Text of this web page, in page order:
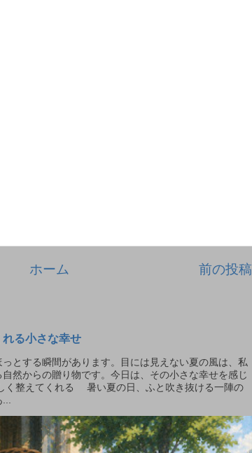
前の投稿
ホーム
る小さな幸せ
とする瞬間があります。目には見えない夏の風は、私
然からの贈り物です。今日は、その小さな幸せを感じ
く整えてくれる 暑い夏の日、ふと吹き抜ける一陣の